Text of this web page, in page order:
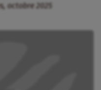
octobre 2025